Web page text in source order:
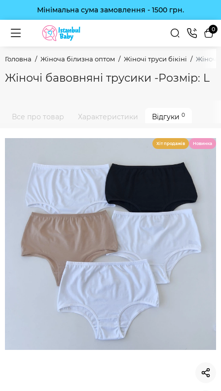
Мінімальна сума замовлення - 1500 грн.
0
Головна Жіноча білизна оптом Жіночі труси бікіні Жіночі
Жіночі бавовняні трусики -Розмір: L
Все про товар Характеристики Відгуки 0
Хіт продажів Новинка